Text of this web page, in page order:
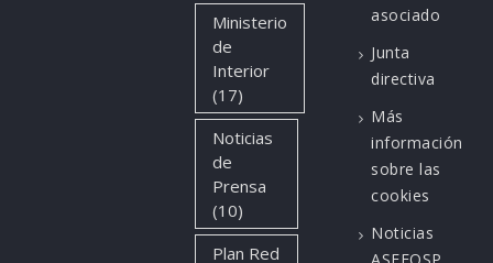
Ministerio
de
Interior
(17)
Noticias
de
Prensa
(10)
Plan Red
asociado
Junta
directiva
Más
información
sobre las
cookies
Noticias